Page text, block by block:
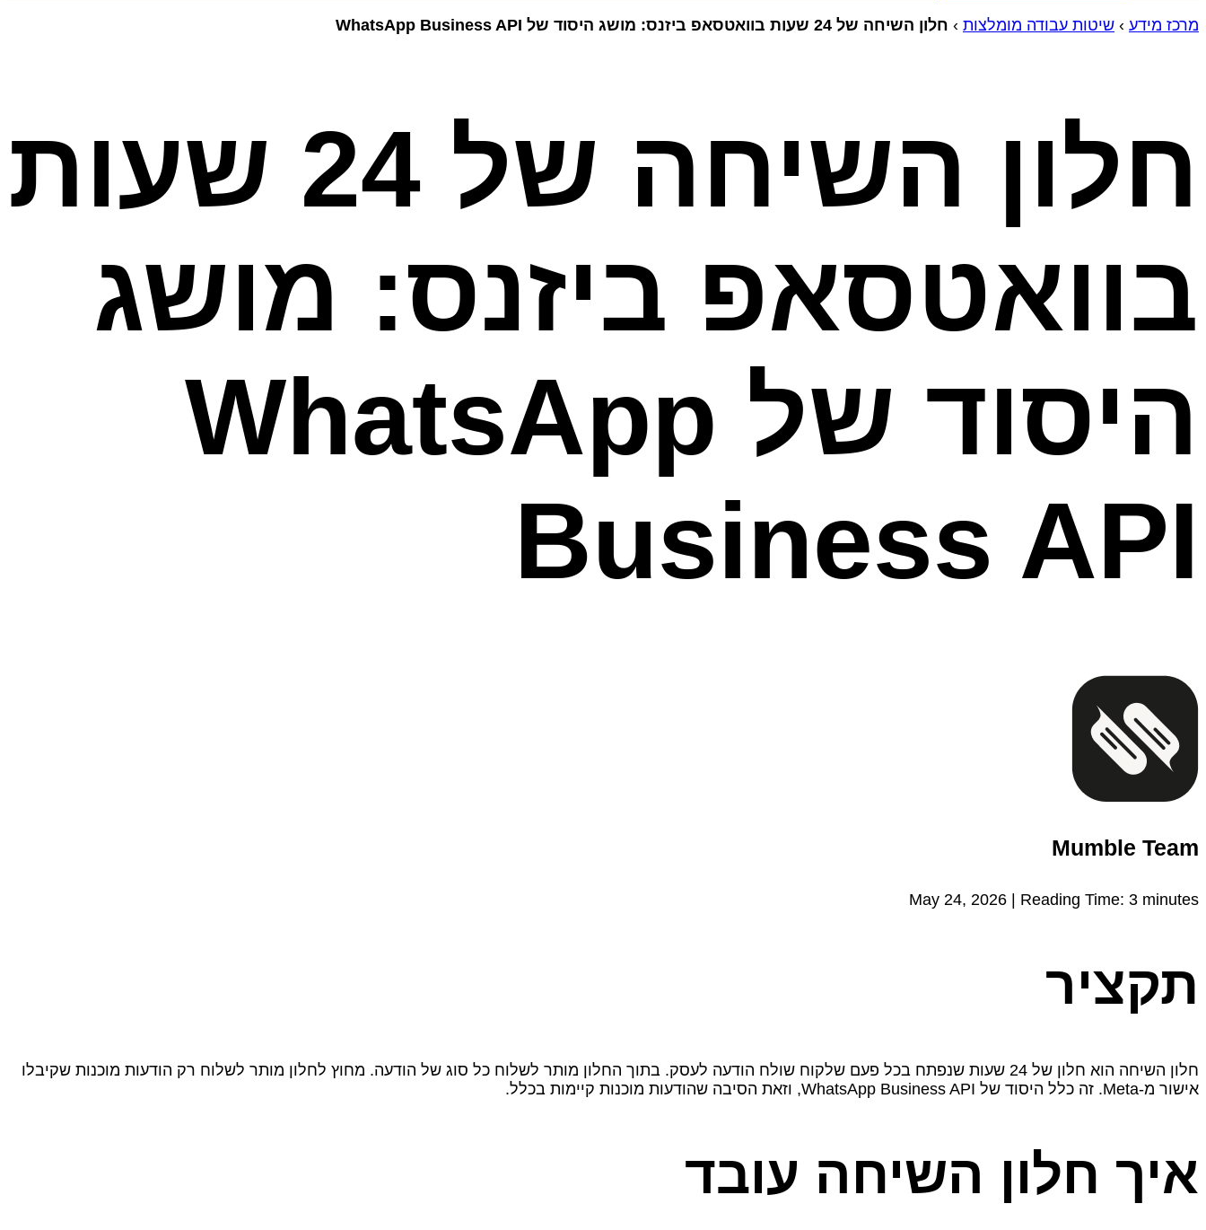
מרכז מידע › שיטות עבודה מומלצות › חלון השיחה של 24 שעות בוואטסאפ ביזנס: מושג היסוד של WhatsApp Business API
חלון השיחה של 24 שעות
בוואטסאפ ביזנס: מושג
היסוד של WhatsApp
Business API
Mumble Team
May 24, 2026 | Reading Time: 3 minutes
תקציר
חלון השיחה הוא חלון של 24 שעות שנפתח בכל פעם שלקוח שולח הודעה לעסק. בתוך החלון מותר לשלוח כל סוג של הודעה. מחוץ לחלון מותר לשלוח רק הודעות מוכנות שקיבלו
אישור מ‑Meta. זה כלל היסוד של WhatsApp Business API, וזאת הסיבה שהודעות מוכנות קיימות בכלל.
איך חלון השיחה עובד